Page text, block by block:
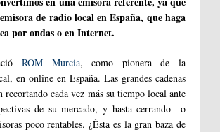
de radio local en España, que haga
por ondas o en Internet.
ROM Murcia, como pionera de la
en online en España. Las grandes cadenas
recortando cada vez más su tiempo local ante
de su mercado, y hasta cerrando –o
poco rentables. ¿Ésta es la gran baza de